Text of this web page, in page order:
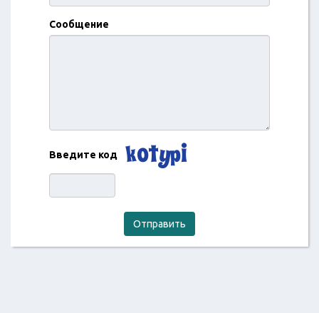
Сообщение
Введите код
Отправить